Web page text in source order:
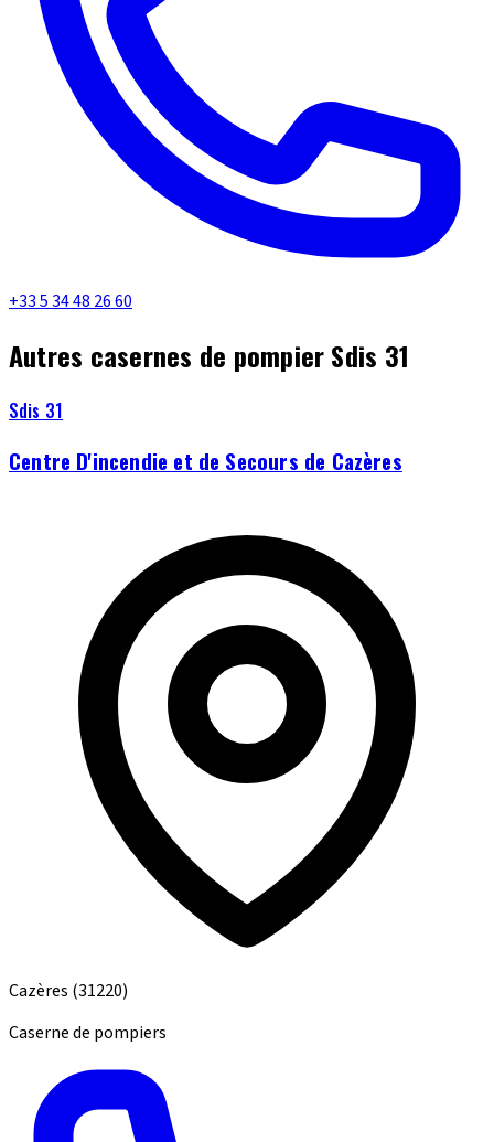
+33 5 34 48 26 60
Autres casernes de pompier Sdis 31
Sdis 31
Centre D'incendie et de Secours de Cazères
Cazères (31220)
Caserne de pompiers